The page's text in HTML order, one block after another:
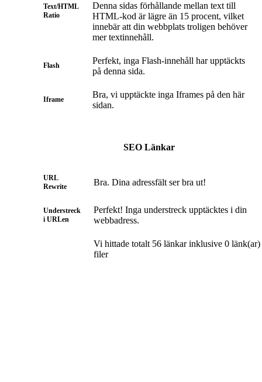
Text/HTML
Ratio
Denna sidas förhållande mellan text till
HTML-kod är lägre än 15 procent, vilket
innebär att din webbplats troligen behöver
mer textinnehåll.
Flash
Perfekt, inga Flash-innehåll har upptäckts
på denna sida.
Iframe
Bra, vi upptäckte inga Iframes på den här
sidan.
SEO Länkar
URL
Rewrite
Bra. Dina adressfält ser bra ut!
Understreck
i URLen
Perfekt! Inga understreck upptäcktes i din
webbadress.
Vi hittade totalt 56 länkar inklusive 0
filer